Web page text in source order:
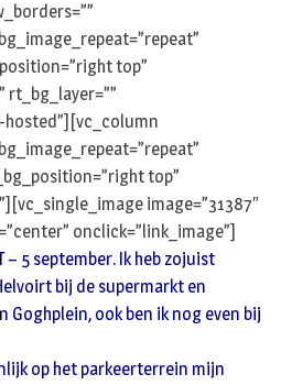
top”
top”
image=”31387″
onclick=”link_image”]
– 5 september. Ik heb zojuist
bij de supermarkt en
Goghplein, ook ben ik nog even bij
op het parkeerterrein mijn